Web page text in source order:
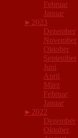
Februar
Januar
► 2023
Dezember
November
Oktober
September
Juni
April
März
Februar
Januar
► 2022
Dezember
Oktober